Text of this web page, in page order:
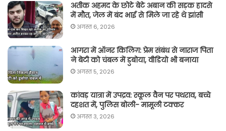
अतीक अहमद के छोटे बेटे अबान की सड़क हादसे
में मौत, जेल में बंद भाई से मिले जा रहे थे झांसी
अगस्त 6, 2026
आगरा में ऑनर किलिग़: प्रेम संबंध से नाराज पिता
ने बेटी को चंबल में डुबोया, वीडियो भी बनाया
अगस्त 5, 2026
कांवड़ यात्रा में उपद्रव: स्कूल वैन पर पथराव, बच्चे
दहशत में, पुलिस बोली- मामूली टक्कर
अगस्त 3, 2026